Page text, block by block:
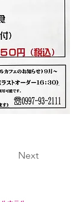
Next